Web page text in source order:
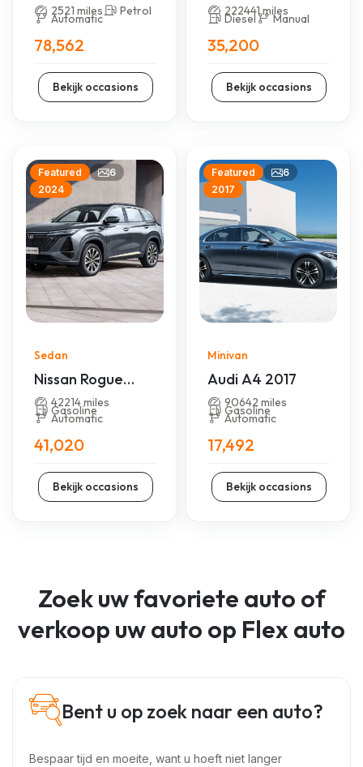
C-Class 2024
2521 miles Petrol
Automatic
78,562
Bekijk occasions
222441 miles
Diesel Manual
35,200
Bekijk occasions
Featured
6
2024
Sedan
Nissan Rogue
2024
42214 miles
Gasoline
Automatic
41,020
Bekijk occasions
Featured
6
2017
Minivan
Audi A4 2017
90642 miles
Gasoline
Automatic
17,492
Bekijk occasions
Zoek uw favoriete auto of
verkoop uw auto op Flex auto
Bent u op zoek naar een auto?
Bespaar tijd en moeite, want u hoeft niet langer